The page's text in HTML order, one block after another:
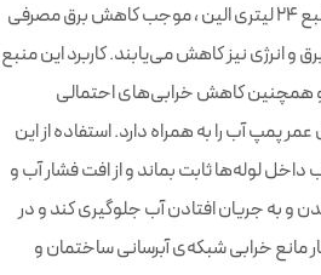
استفاده از مخزن تحت فشار یا منبع 24 لیتری الین ، موجب کاهش برق مصرفی
و انرژی نیز کاهش می‌یابند. کاربرد این منبع
کاهش خرابی‌های احتمالی
پمپ آب را به همراه دارد. استفاده از این
لوله‌ها ثابت بماند و از افت فشار آب و
و به جریان افتادن آب جلوگیری کند و در
مانع خرابی شبکه‌ی آبرسانی ساختمان و